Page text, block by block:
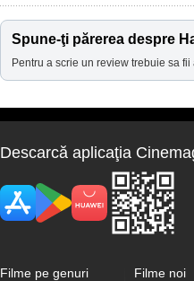
Spune-ţi părerea despre
Pentru a scrie un review trebuie sa
Descarcă aplicaţia
Filme pe genuri Filme noi